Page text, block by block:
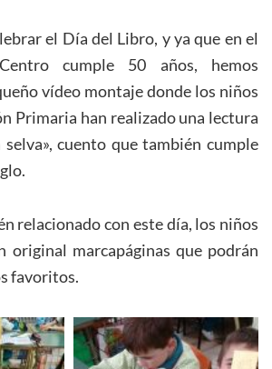
el Día del Libro, y ya que en el
cumple 50 años, hemos
vídeo montaje donde los niños
Primaria han realizado una lectura
cuento que también cumple
relacionado con este día, los niños
original marcapáginas que podrán
favoritos.